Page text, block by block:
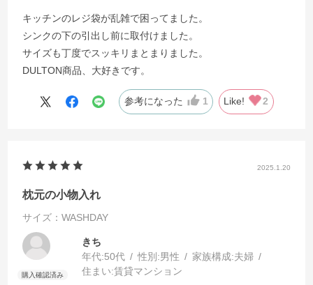
キッチンのレジ袋が乱雑で困ってました。
シンクの下の引出し前に取付けました。
サイズも丁度でスッキリまとまりました。
DULTON商品、大好きです。
参考になった 1 Like! 2
2025.1.20
枕元の小物入れ
サイズ：WASHDAY
きち
年代:50代 性別:男性 家族構成:夫婦
住まい:賃貸マンション